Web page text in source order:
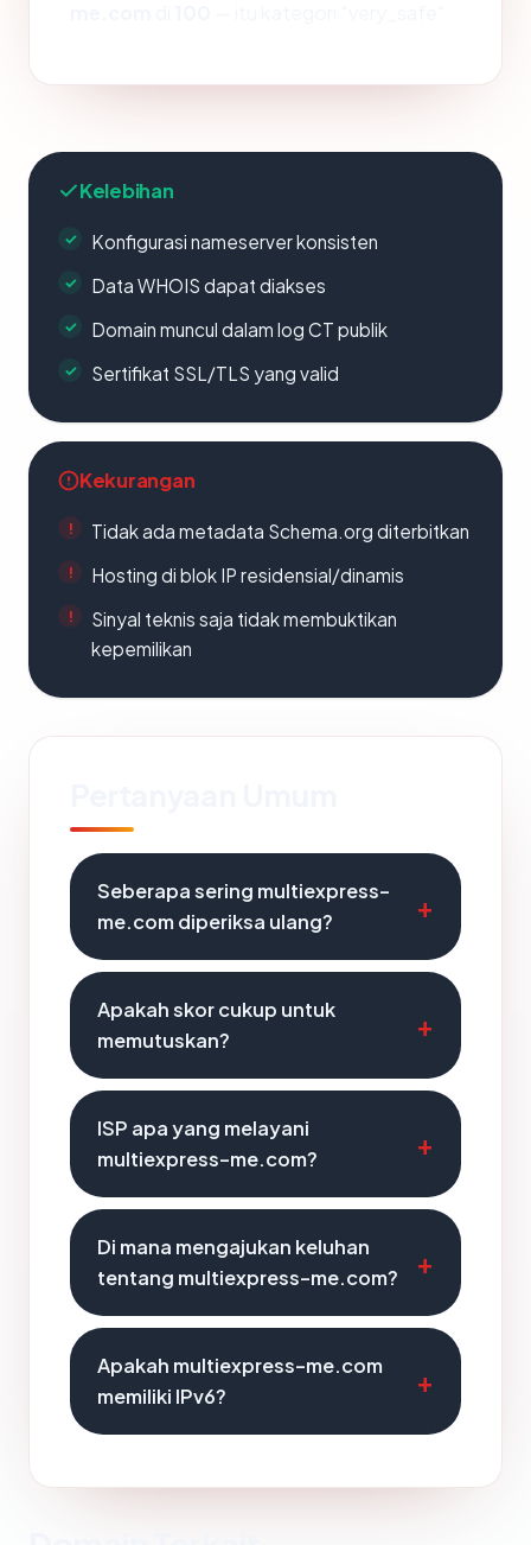
Kelebihan
Konfigurasi nameserver konsisten
Data WHOIS dapat diakses
Domain muncul dalam log CT publik
Sertifikat SSL/TLS yang valid
Kekurangan
Tidak ada metadata Schema.org diterbitkan
Hosting di blok IP residensial/dinamis
Sinyal teknis saja tidak membuktikan
kepemilikan
Seberapa sering multiexpress-
me.com diperiksa ulang?
Apakah skor cukup untuk
memutuskan?
ISP apa yang melayani
multiexpress-me.com?
Di mana mengajukan keluhan
tentang multiexpress-me.com?
Apakah multiexpress-me.com
memiliki IPv6?